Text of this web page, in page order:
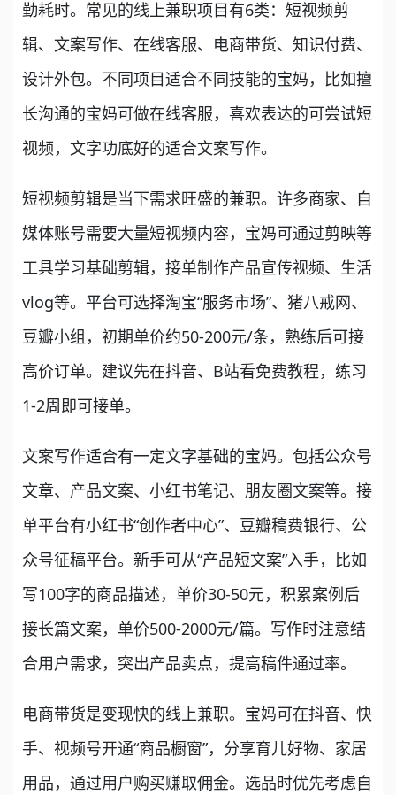
勤耗时。常见的线上兼职项目有6类：短视频剪
辑、文案写作、在线客服、电商带货、知识付费、
设计外包。不同项目适合不同技能的宝妈，比如擅
长沟通的宝妈可做在线客服，喜欢表达的可尝试短
视频，文字功底好的适合文案写作。
短视频剪辑是当下需求旺盛的兼职。许多商家、自
媒体账号需要大量短视频内容，宝妈可通过剪映等
工具学习基础剪辑，接单制作产品宣传视频、生活
vlog等。平台可选择淘宝“服务市场”、猪八戒网、
豆瓣小组，初期单价约50-200元/条，熟练后可接
高价订单。建议先在抖音、B站看免费教程，练习
1-2周即可接单。
文案写作适合有一定文字基础的宝妈。包括公众号
文章、产品文案、小红书笔记、朋友圈文案等。接
单平台有小红书“创作者中心”、豆瓣稿费银行、公
众号征稿平台。新手可从“产品短文案”入手，比如
写100字的商品描述，单价30-50元，积累案例后
接长篇文案，单价500-2000元/篇。写作时注意结
合用户需求，突出产品卖点，提高稿件通过率。
电商带货是变现快的线上兼职。宝妈可在抖音、快
手、视频号开通“商品橱窗”，分享育儿好物、家居
用品，通过用户购买赚取佣金。选品时优先考虑自